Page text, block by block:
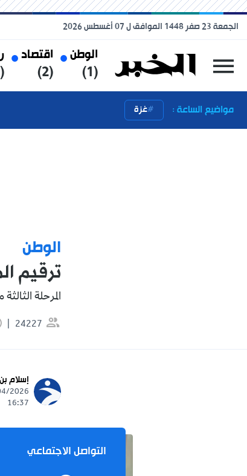
الوطن
(1)
اقتصاد
(2)
(3)
الجمعة 23 صفر 1448 الموافق ل 07 أغسطس 2026
مواضيع الساعة : غزة
الوطن
ترقيم
المرحلة الثالثة
24227
إسلام
16:37
التواصل الاجتماعي